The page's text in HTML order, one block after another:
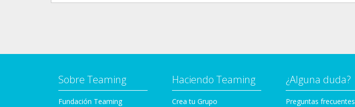
Sobre Teaming
Fundación Teaming
Haciendo Teaming
Crea tu Grupo
¿Alguna duda?
Preguntas frecuentes